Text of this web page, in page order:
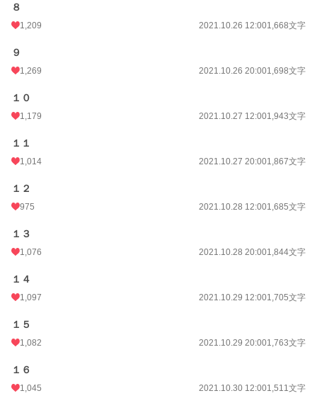
累計ポイント
８
1,209 2021.10.26 12:001,668文字
９
1,269 2021.10.26 20:001,698文字
１０
1,179 2021.10.27 12:001,943文字
１１
1,014 2021.10.27 20:001,867文字
１２
975 2021.10.28 12:001,685文字
１３
1,076 2021.10.28 20:001,844文字
１４
1,097 2021.10.29 12:001,705文字
１５
1,082 2021.10.29 20:001,763文字
１６
1,045 2021.10.30 12:001,511文字